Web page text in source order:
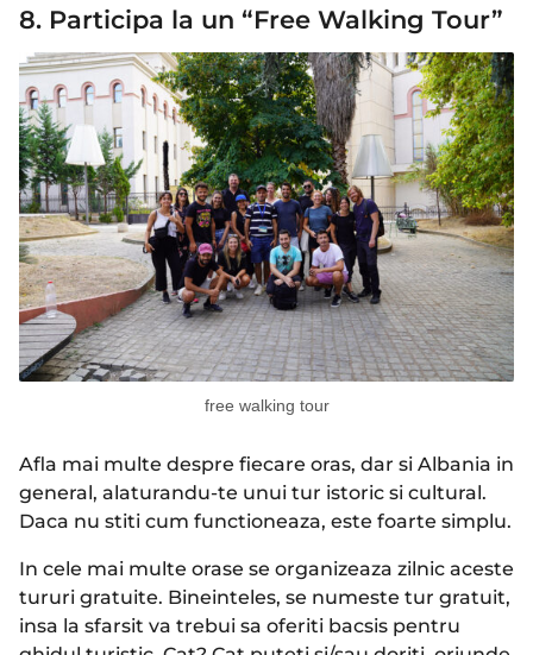
8. Participa la un “Free Walking Tour”
free walking tour
Afla mai multe despre fiecare oras, dar si Albania in
general, alaturandu-te unui tur istoric si cultural.
Daca nu stiti cum functioneaza, este foarte simplu.
In cele mai multe orase se organizeaza zilnic aceste
tururi gratuite. Bineinteles, se numeste tur gratuit,
insa la sfarsit va trebui sa oferiti bacsis pentru